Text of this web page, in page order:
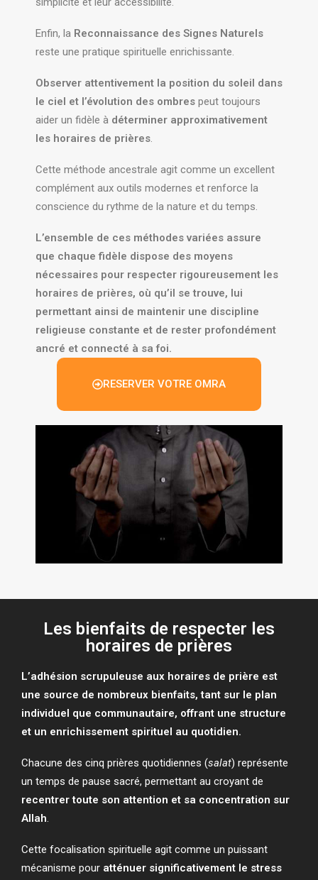
Enfin, la Reconnaissance des Signes Naturels
reste une pratique spirituelle enrichissante.
Observer attentivement la position du soleil dans
le ciel et l’évolution des ombres peut toujours
aider un fidèle à déterminer approximativement
les horaires de prières.
Cette méthode ancestrale agit comme un excellent
complément aux outils modernes et renforce la
conscience du rythme de la nature et du temps.
L’ensemble de ces méthodes variées assure
que chaque fidèle dispose des moyens
nécessaires pour respecter rigoureusement les
horaires de prières, où qu’il se trouve, lui
permettant ainsi de maintenir une discipline
religieuse constante et de rester profondément
ancré et connecté à sa foi.
RESERVER VOTRE OMRA
Les bienfaits de respecter les
horaires de prières
L’adhésion scrupuleuse aux horaires de prière est
une source de nombreux bienfaits, tant sur le plan
individuel que communautaire, offrant une structure
et un enrichissement spirituel au quotidien.
Chacune des cinq prières quotidiennes (salat) représente
un temps de pause sacré, permettant au croyant de
recentrer toute son attention et sa concentration sur
Allah.
Cette focalisation spirituelle agit comme un puissant
mécanisme pour atténuer significativement le stress